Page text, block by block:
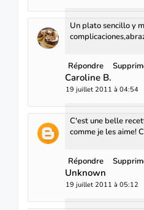
Un plato sencillo y
Répondre
Caroline B.
19 juillet 2011 à 04:54
C'est une belle
comme je les aime!
Répondre
Unknown
19 juillet 2011 à 05:12